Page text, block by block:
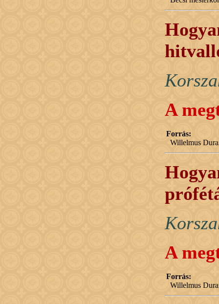
A
Forrás:
Willelmus
A
Forrás:
Willelmus